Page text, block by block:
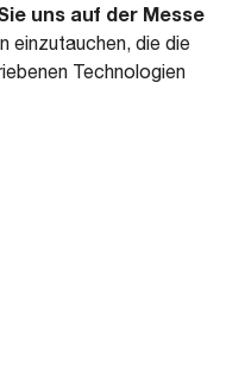
uns auf der Messe
einzutauchen, die die
Technologien